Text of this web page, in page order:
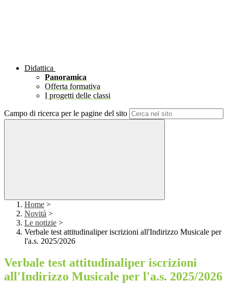
Didattica
Panoramica
Offerta formativa
I progetti delle classi
Campo di ricerca per le pagine del sito
Home >
Novità >
Le notizie >
Verbale test attitudinaliper iscrizioni all'Indirizzo Musicale per
l'a.s. 2025/2026
Verbale test attitudinaliper iscrizioni
all'Indirizzo Musicale per l'a.s. 2025/2026